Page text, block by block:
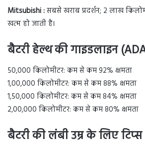
Mitsubishi :सबसे खराब प्रदर्शन; 2 लाख
खत्म हो जाती है।
बैटरी हेल्थ की गाइडलाइन
50,000 किलोमीटर: कम से कम 92% क्षमता
1,00,000 किलोमीटर: कम से कम 88% क्षमता
1,50,000 किलोमीटर: कम से कम 84% क्षमता
2,00,000 किलोमीटर: कम से कम 80% क्षमता
बैटरी की लंबी उम्र के लिए टिप्स